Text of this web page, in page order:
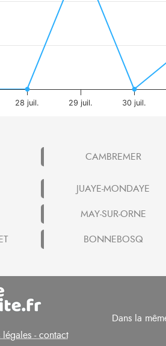
28 juil. 29 juil. 30 juil.
CAMBREMER
JUAYE-MONDAYE
MAY-SUR-ORNE
BONNEBOSQ
- contact
Dans la